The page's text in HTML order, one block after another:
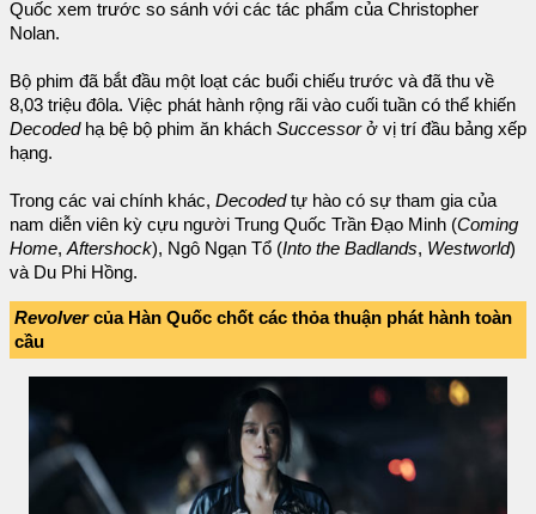
Quốc xem trước so sánh với các tác phẩm của Christopher
Nolan.
Bộ phim đã bắt đầu một loạt các buổi chiếu trước và đã thu về
8,03 triệu đôla. Việc phát hành rộng rãi vào cuối tuần có thể khiến
Decodedhạ bệ bộ phim ăn khách Successorở vị trí đầu bảng xếp
hạng.
Trong các vai chính khác, Decodedtự hào có sự tham gia của
nam diễn viên kỳ cựu người Trung Quốc Trần Đạo Minh (Coming
Home, Aftershock), Ngô Ngạn Tổ (Into the Badlands, Westworld)
và Du Phi Hồng.
Revolvercủa Hàn Quốc chốt các thỏa thuận phát hành toàn
cầu